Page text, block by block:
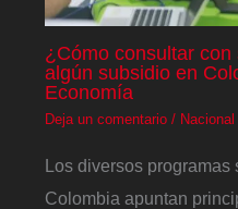
¿Cómo consultar
algún subsidio en
Economía
Deja un comentario / Nacional
Los diversos programas
Colombia apuntan